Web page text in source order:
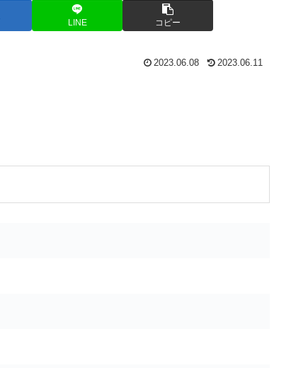
LINE コピー
2023.06.08 2023.06.11